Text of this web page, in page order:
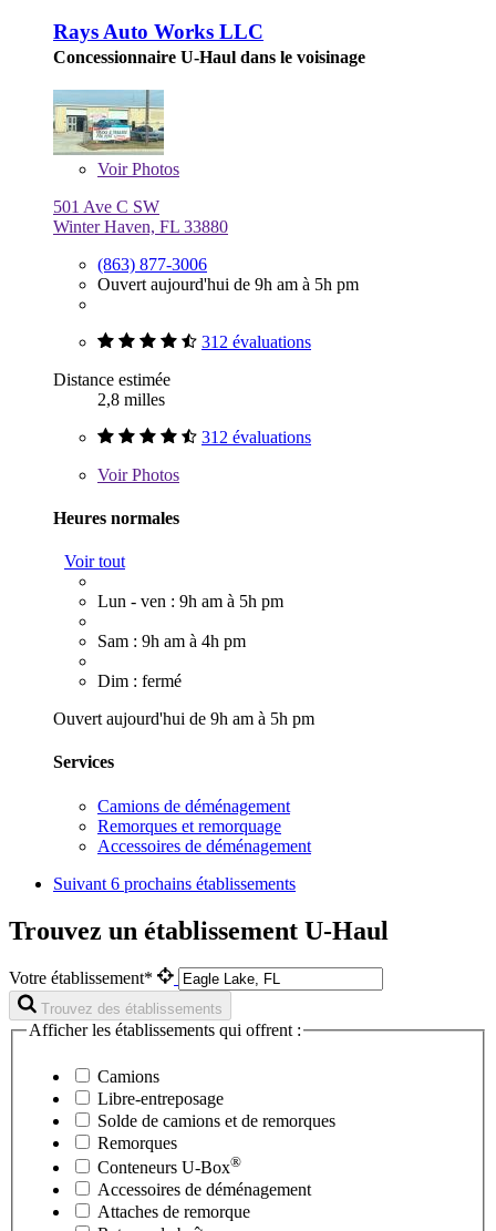
Rays Auto Works LLC
Concessionnaire U-Haul dans le voisinage
VoirPhotos
501 Ave C SW
Winter Haven, FL 33880
(863) 877-3006
Ouvert aujourd'hui de 9h am à 5h pm
312 évaluations
Distance estimée
2,8 milles
312 évaluations
VoirPhotos
Heures normales
Voir tout
Lun - ven : 9h am à 5h pm
Sam : 9h am à 4h pm
Dim : fermé
Ouvert aujourd'hui de 9h am à 5h pm
Services
Camions de déménagement
Remorques et remorquage
Accessoires de déménagement
Suivant 6 prochains établissements
Trouvez un établissement U-Haul
Votre établissement*
Trouvez des établissements
Afficher les établissements qui offrent :
Camions
Libre-entreposage
Solde de camions et de remorques
Remorques
Conteneurs U-Box®
Accessoires de déménagement
Attaches de remorque